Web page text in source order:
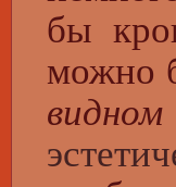
бы
можно
видном